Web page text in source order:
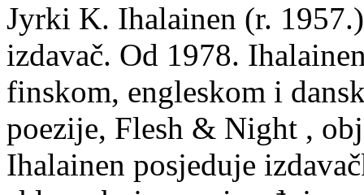
Jyrki K. Ihalainen (r.
izdavač. Od 1978.
finskom, engleskom i
poezije, Flesh & Night ,
Ihalainen posjeduje